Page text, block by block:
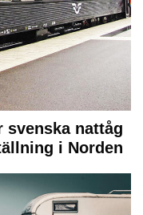
nattåg
i Norden